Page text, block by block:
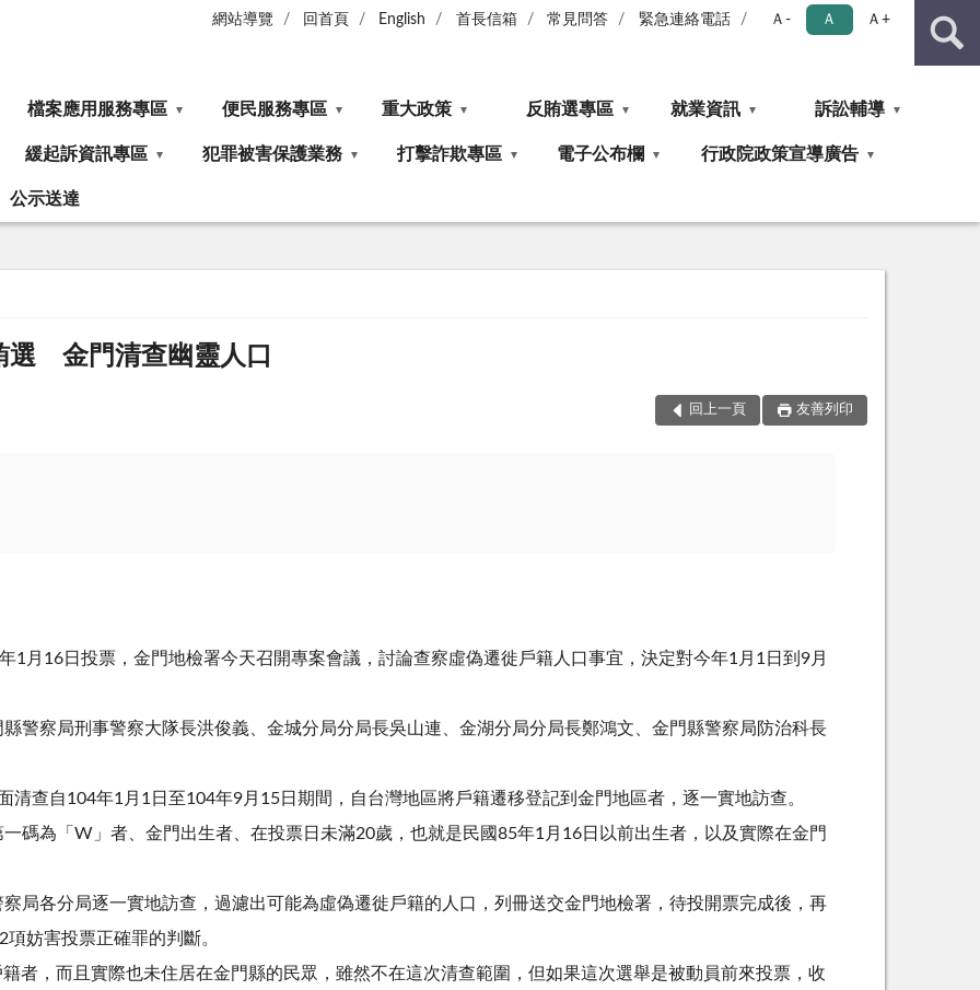
網站導覽 回首頁 English 首長信箱 常見問答 緊急連絡電話 Ａ- Ａ Ａ+
檔案應用服務專區 便民服務專區 重大政策 反賄選專區 就業資訊 訴訟輔導
緩起訴資訊專區 犯罪被害保護業務 打擊詐欺專區 電子公布欄 行政院政策宣導廣告
公示送達
選 金門清查幽靈人口
回上一頁 友善列印
1月16日投票，金門地檢署今天召開專案會議，討論查察虛偽遷徙戶籍人口事宜，決定對今年1月1日到9月
警察局刑事警察大隊長洪俊義、金城分局分局長吳山連、金湖分局分局長鄭鴻文、金門縣警察局防治科長
清查自104年1月1日至104年9月15日期間，自台灣地區將戶籍遷移登記到金門地區者，逐一實地訪查。
碼為「W」者、金門出生者、在投票日未滿20歲，也就是民國85年1月16日以前出生者，以及實際在金門
局各分局逐一實地訪查，過濾出可能為虛偽遷徙戶籍的人口，列冊送交金門地檢署，待投開票完成後，再
妨害投票正確罪的判斷。
者，而且實際也未住居在金門縣的民眾，雖然不在這次清查範圍，但如果這次選舉是被動員前來投票，收